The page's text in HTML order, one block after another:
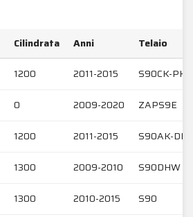
Cilindrata Anni
Telaio
1200 2011-2015 S90CK-PK-
0 2009-2020 ZAPS9E
1200 2011-2015 S90AK-DK-
1300 2009-2010 S90DHW
1300 2010-2015 S90